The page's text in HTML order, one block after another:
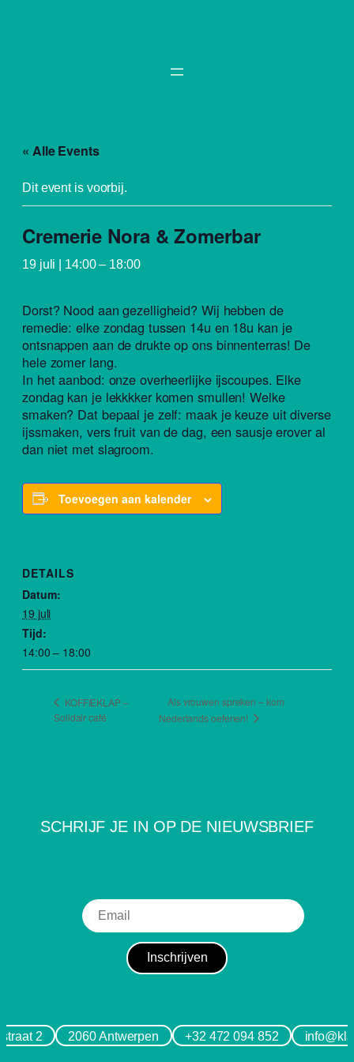
« Alle Events
Dit event is voorbij.
Cremerie Nora & Zomerbar
19 juli | 14:00– 18:00
Dorst? Nood aan gezelligheid? Wij hebben de
remedie: elke zondag tussen 14u en 18u kan je
ontsnappen aan de drukte op ons binnenterras! De
hele zomer lang.
In het aanbod: onze overheerlijke ijscoupes. Elke
zondag kan je lekkkker komen smullen! Welke
smaken? Dat bepaal je zelf: maak je keuze uit diverse
ijssmaken, vers fruit van de dag, een sausje erover al
dan niet met slagroom.
Toevoegen aan kalender
DETAILS
Datum:
19 juli
Tijd:
14:00 – 18:00
KOFFIEKLAP –
Solidair café
Als vrouwen spreken – kom
Nederlands oefenen!
SCHRIJF JE IN OP DE NIEUWSBRIEF
2 2060 Antwerpen +32 472 094 852